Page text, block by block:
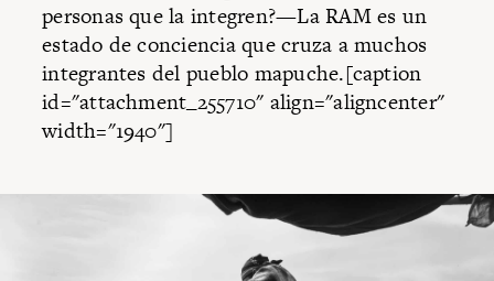
personas que la integren?—La RAM es un
estado de conciencia que cruza a muchos
integrantes del pueblo mapuche.[caption
id="attachment_255710" align="aligncenter"
width="1940"]